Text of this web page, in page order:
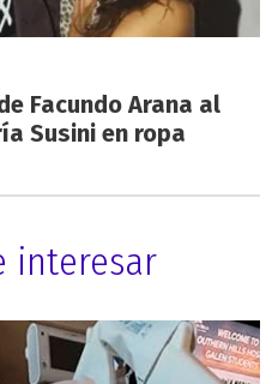
Facundo Arana al
Susini en ropa
interesar